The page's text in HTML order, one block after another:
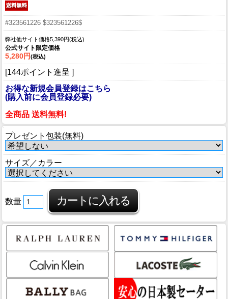
#323561226 $323561226$
弊社他サイト価格5,390円(税込)
公式サイト限定価格
5,280円(税込)
[144ポイント進呈 ]
お得な新規会員登録はこちら
(購入前に会員登録必要)
全商品 送料無料!
プレゼント包装(無料)
サイズ／カラー
数量